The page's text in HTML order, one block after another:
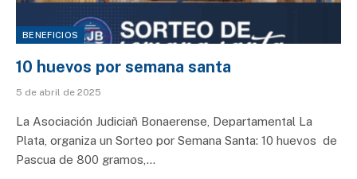
BENEFICIOS
10 huevos por semana santa
5 de abril de 2025
La Asociación Judiciañ Bonaerense, Departamental La
Plata, organiza un Sorteo por Semana Santa: 10 huevos de
Pascua de 800 gramos,…